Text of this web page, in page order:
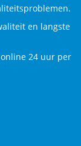
en langste
24 uur per